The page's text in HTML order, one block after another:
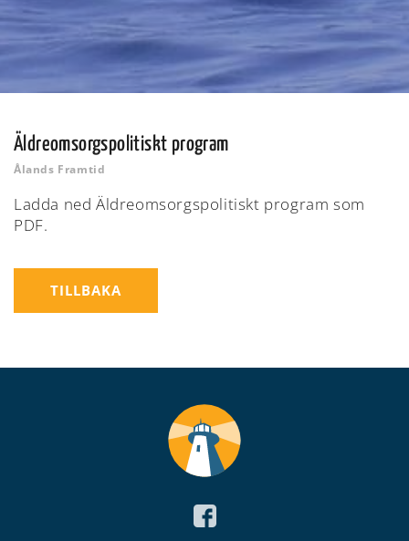
Äldreomsorgspolitiskt program
Ålands Framtid
Ladda ned Äldreomsorgspolitiskt program som
PDF.
TILLBAKA